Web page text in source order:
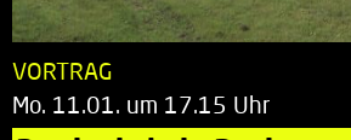
VORTRAG
Mo. 11.01. um 17.15 Uhr